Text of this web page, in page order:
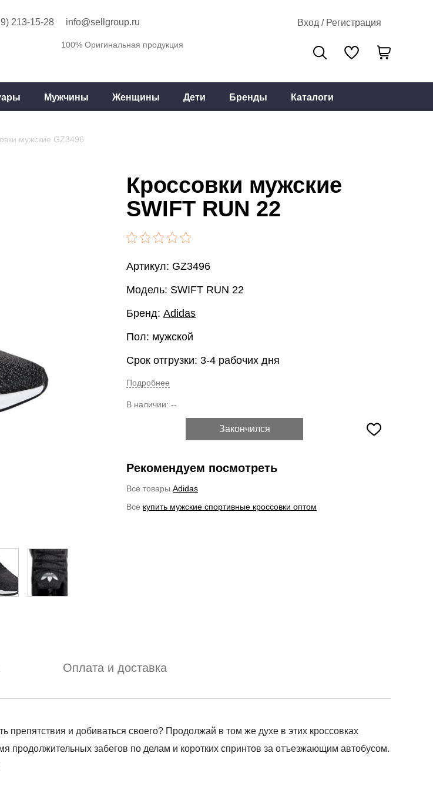
213-15-28 info@sellgroup.ru Вход / Регистрация
100% Оригинальная продукция
Мужчины Женщины Дети Бренды Каталоги
мужские GZ3496
Кроссовки мужские
SWIFT RUN 22
Артикул: GZ3496
Модель: SWIFT RUN 22
Бренд: Adidas
Пол: мужской
Срок отгрузки: 3-4 рабочих дня
Подробнее
В наличии: --
Закончился
Рекомендуем посмотреть
Все товары Adidas
Все купить мужские спортивные кроссовки оптом
Оплата и доставка
и добиваться своего? Продолжай в том же духе в этих кроссовках
забегов по делам и коротких спринтов за отъезжающим автобусом.